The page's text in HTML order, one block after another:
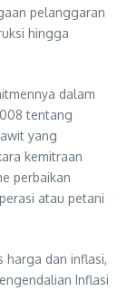
pelanggaran
hingga
dalam
tentang
yang
kemitraan
perbaikan
atau petani
harga dan inflasi,
Inflasi